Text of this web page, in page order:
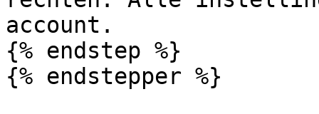
account.
{% endstep %}
{% endstepper %}